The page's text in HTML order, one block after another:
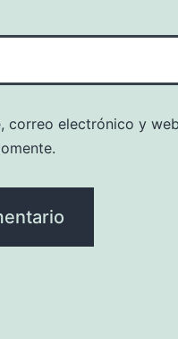
correo electrónico y